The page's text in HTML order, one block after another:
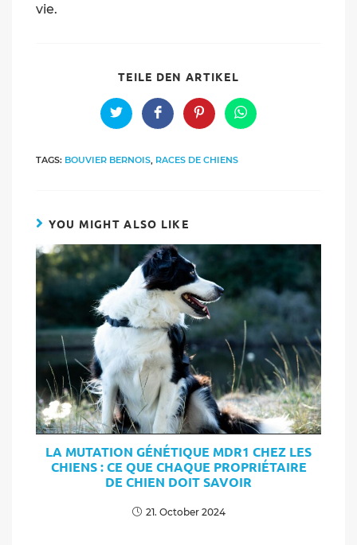
vie.
TEILE DEN ARTIKEL
CONTENT
Opens
in
window
Opens
in
window
Opens
in
window
Opens
in
TAGS: BOUVIER BERNOIS RACES DE CHIENS
YOU MIGHT ALSO LIKE
LA MUTATION GÉNÉTIQUE MDR1 CHEZ LES
CHIENS : CE QUE CHAQUE PROPRIÉTAIRE
DE CHIEN DOIT SAVOIR
21. October 2024